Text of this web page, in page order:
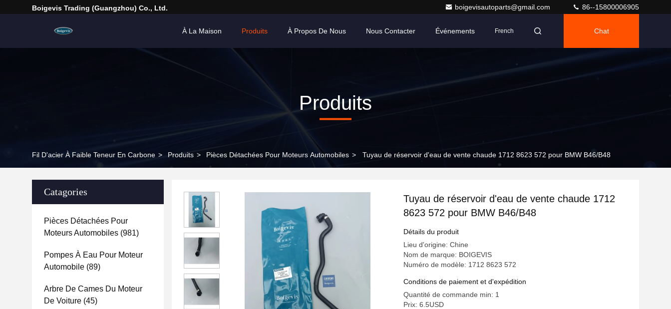
Boigevis Trading (guangzhou) Co., Ltd. boigevisautoparts@gmail.com 86--15800006905
À La Maison Produits À Propos De Nous Nous Contacter Événements French Chat
Produits
Fil D'acier À Faible Teneur En Carbone > Produits > Pièces Détachées Pour Moteurs Automobiles > Tuyau de réservoir d'eau de vente chaude 1712 8623 572 pour BMW B46/B48
Catagories
Pièces Détachées Pour
Moteurs Automobiles (981)
Pompes À Eau Pour Moteur
Automobile (89)
Arbre De Cames Du Moteur
De Voiture (45)
Tuyau de réservoir d'eau de vente chaude 1712
8623 572 pour BMW B46/B48
Détails du produit
Lieu d'origine: Chine
Nom de marque: BOIGEVIS
Numéro de modèle: 1712 8623 572
Conditions de paiement et d'expédition
Quantité de commande min: 1
Prix: 6.5USD